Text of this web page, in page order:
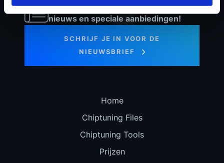
Blijf op de hoogte van ons laatste
nieuws en speciale aanbiedingen!
SCHRIJF JE IN VOOR DE
NIEUWSBRIEF
Home
Chiptuning Files
Chiptuning Tools
Prijzen